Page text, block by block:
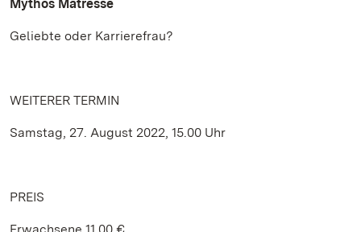
Mythos Mätresse
Geliebte oder Karrierefrau?
WEITERER TERMIN
Samstag, 27. August 2022, 15.00 Uhr
PREIS